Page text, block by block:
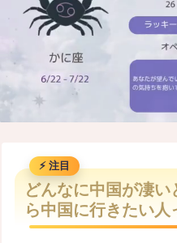
どんなに中国が凄
ら中国に行きたい